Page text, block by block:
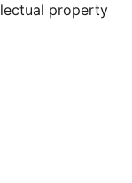
property